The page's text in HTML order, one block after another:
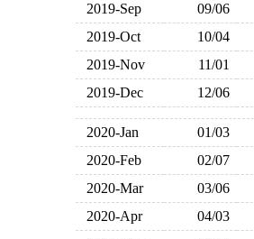
2019-Sep
09/06
2019-Oct
10/04
2019-Nov
11/01
2019-Dec
12/06
2020-Jan 01/03
2020-Feb
02/07
2020-Mar
03/06
2020-Apr
04/03